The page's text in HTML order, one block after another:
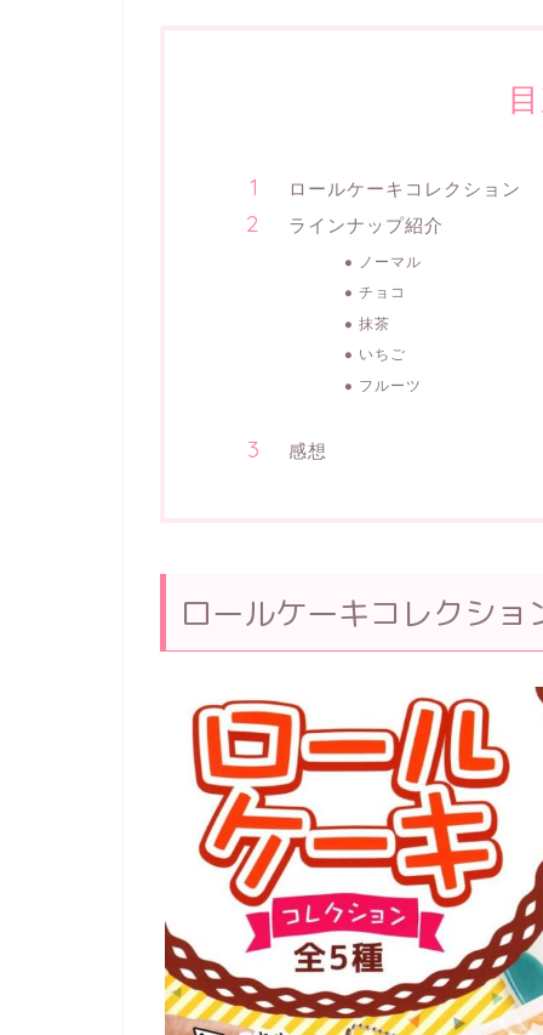
ロールケーキコレクション
ラインナップ紹介
ノーマル
チョコ
抹茶
いちご
フルーツ
感想
ロールケーキコレクショ